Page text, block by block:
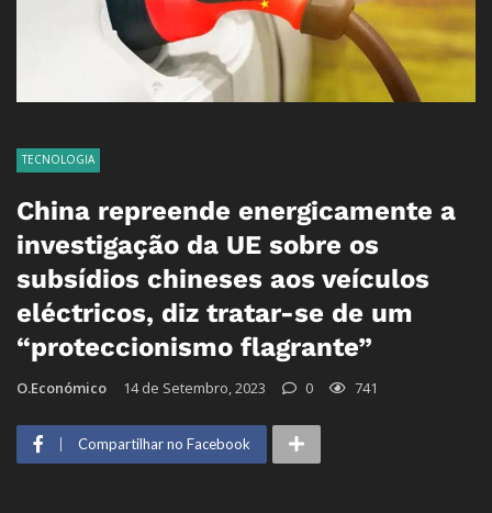
TECNOLOGIA
China repreende energicamente a
investigação da UE sobre os
subsídios chineses aos veículos
eléctricos, diz tratar-se de um
“proteccionismo flagrante”
O.Económico 14 de Setembro, 2023 0 741
Compartilhar no Facebook